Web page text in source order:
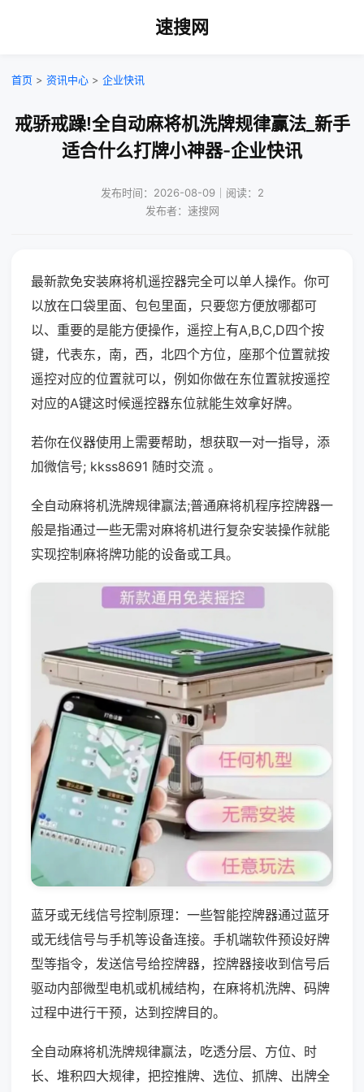
速搜网
首页 > 资讯中心 > 企业快讯
戒骄戒躁!全自动麻将机洗牌规律赢法_新手
适合什么打牌小神器-企业快讯
发布时间：2026-08-09｜阅读：2
发布者：速搜网
最新款免安装麻将机遥控器完全可以单人操作。你可
以放在口袋里面、包包里面，只要您方便放哪都可
以、重要的是能方便操作，遥控上有A,B,C,D四个按
键，代表东，南，西，北四个方位，座那个位置就按
遥控对应的位置就可以，例如你做在东位置就按遥控
对应的A键这时候遥控器东位就能生效拿好牌。
若你在仪器使用上需要帮助，想获取一对一指导，添
加微信号; kkss8691 随时交流 。
全自动麻将机洗牌规律赢法;普通麻将机程序控牌器一
般是指通过一些无需对麻将机进行复杂安装操作就能
实现控制麻将牌功能的设备或工具。
蓝牙或无线信号控制原理：一些智能控牌器通过蓝牙
或无线信号与手机等设备连接。手机端软件预设好牌
型等指令，发送信号给控牌器，控牌器接收到信号后
驱动内部微型电机或机械结构，在麻将机洗牌、码牌
过程中进行干预，达到控牌目的。
全自动麻将机洗牌规律赢法，吃透分层、方位、时
长、堆积四大规律，把控推牌、选位、抓牌、出牌全